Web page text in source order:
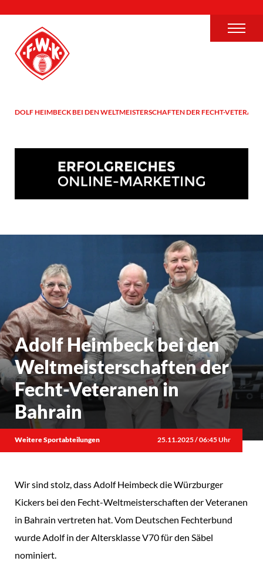
ADOLF HEIMBECK BEI DEN WELTMEISTERSCHAFTEN DER FECHT-
Adolf Heimbeck bei den
Weltmeisterschaften der
Fecht-Veteranen in
Bahrain
Weitere Sportabteilungen 25.11.2025 / 06:45 Uhr
Wir sind stolz, dass Adolf Heimbeck die Würzburger
Kickers bei den Fecht-Weltmeisterschaften der Veteranen
in Bahrain vertreten hat. Vom Deutschen Fechterbund
wurde Adolf in der Altersklasse V70 für den Säbel
nominiert.